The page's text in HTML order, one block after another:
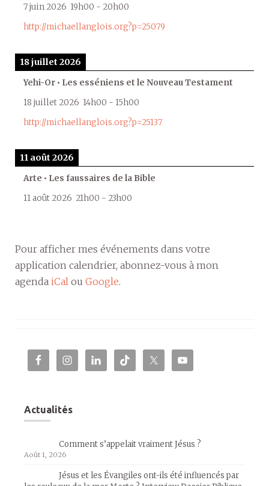
7 juin 2026 19h00 - 20h00
http://michaellanglois.org?p=25079
18 juillet 2026
Yehi-Or • Les esséniens et le Nouveau Testament
18 juillet 2026 14h00 - 15h00
http://michaellanglois.org?p=25137
11 août 2026
Arte • Les faussaires de la Bible
11 août 2026 21h00 - 23h00
Pour afficher mes événements dans votre
application calendrier, abonnez-vous à mon
agenda iCal ou Google.
Actualités
Comment s’appelait vraiment Jésus ?
Août 1, 2026
Jésus et les Évangiles ont-ils été influencés par